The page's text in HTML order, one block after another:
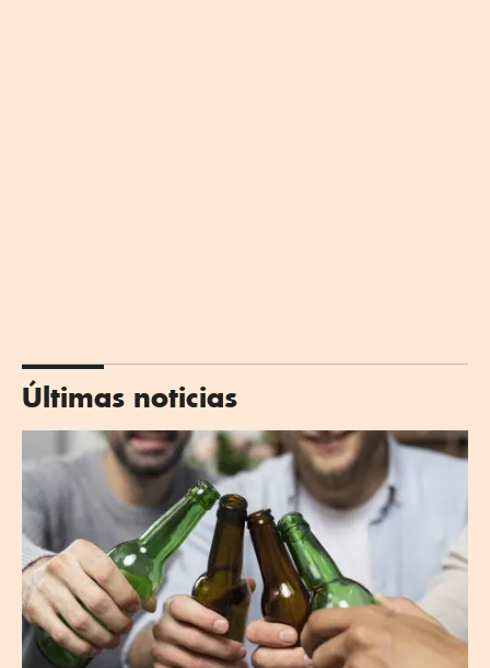
Últimas noticias